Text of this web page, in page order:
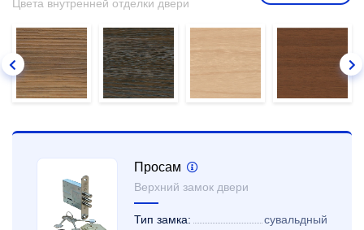
Цвета внутренней отделки двери
Просам
Верхний замок двери
Тип замка:
сувальдный